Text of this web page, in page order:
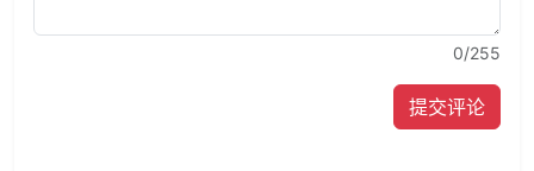
0/255
提交评论